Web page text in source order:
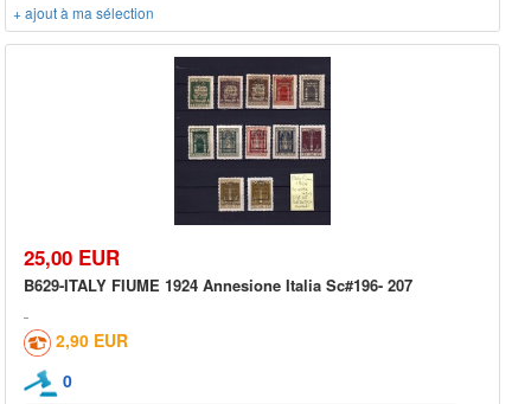
+ ajout à ma sélection
25,00 EUR
B629-ITALY FIUME 1924 Annesione Italia Sc#196- 207
2,90 EUR
0